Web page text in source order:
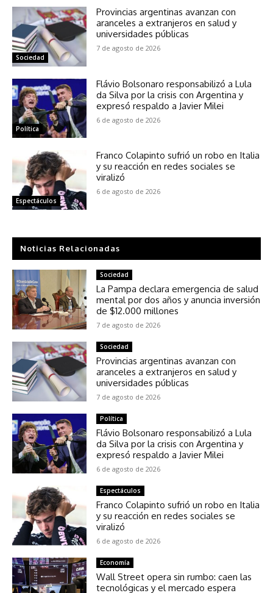
Sociedad
Provincias argentinas avanzan con
aranceles a extranjeros en salud y
universidades públicas
7 de agosto de 2026
Política
Flávio Bolsonaro responsabilizó a Lula
da Silva por la crisis con Argentina y
expresó respaldo a Javier Milei
6 de agosto de 2026
Espectáculos
Franco Colapinto sufrió un robo en Italia
y su reacción en redes sociales se
viralizó
6 de agosto de 2026
Noticias Relacionadas
Sociedad
La Pampa declara emergencia de salud
mental por dos años y anuncia inversión
de $12.000 millones
7 de agosto de 2026
Sociedad
Provincias argentinas avanzan con
aranceles a extranjeros en salud y
universidades públicas
7 de agosto de 2026
Política
Flávio Bolsonaro responsabilizó a Lula
da Silva por la crisis con Argentina y
expresó respaldo a Javier Milei
6 de agosto de 2026
Espectáculos
Franco Colapinto sufrió un robo en Italia
y su reacción en redes sociales se
viralizó
6 de agosto de 2026
Economía
Wall Street opera sin rumbo: caen las
tecnológicas y el mercado espera